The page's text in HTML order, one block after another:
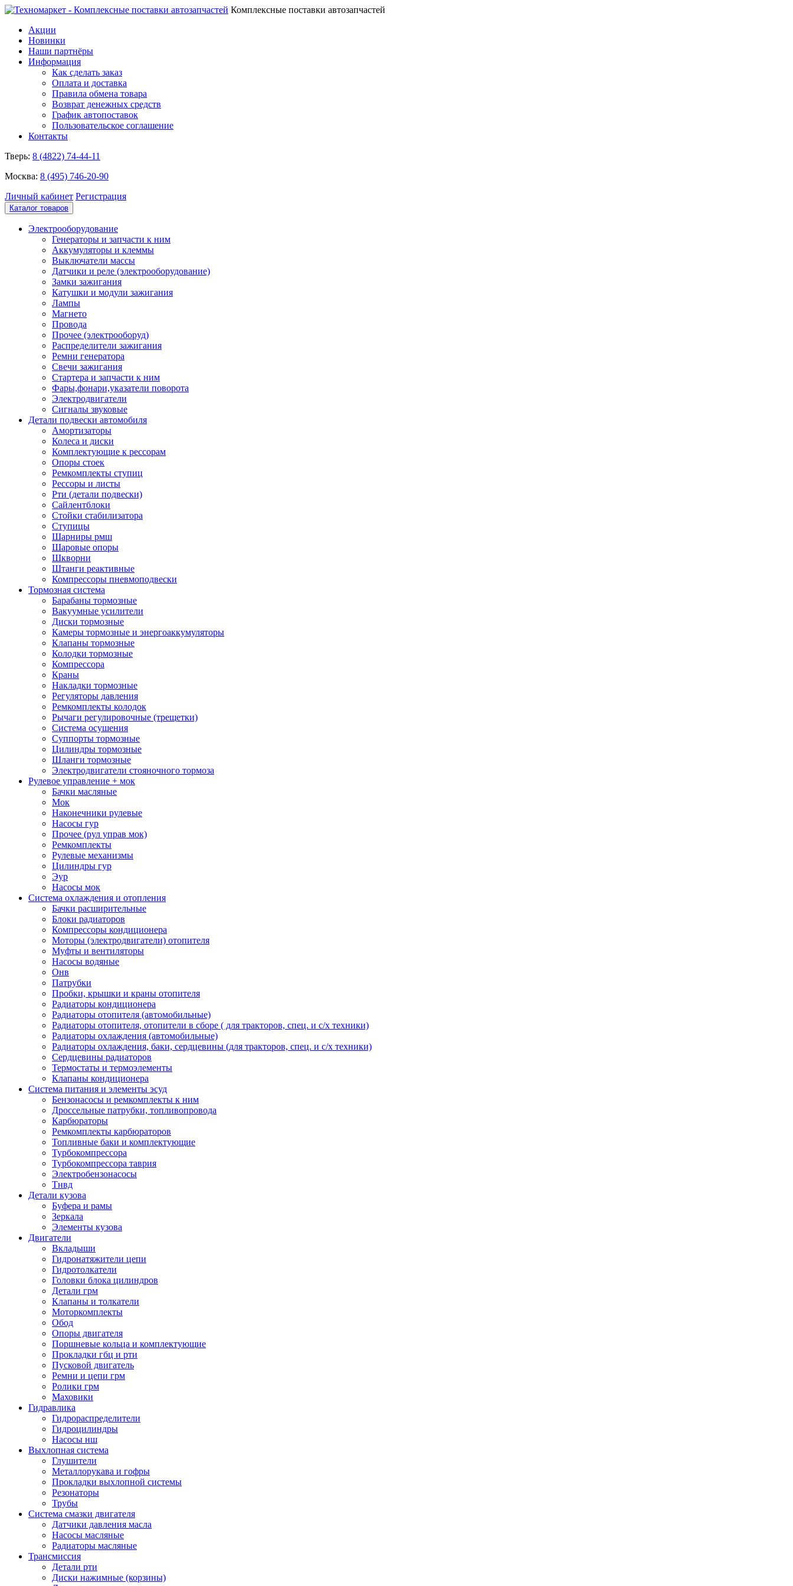
Комплексные поставки автозапчастей
Акции
Новинки
Наши партнёры
Информация
Как сделать заказ
Оплата и доставка
Правила обмена товара
Возврат денежных средств
График автопоставок
Пользовательское соглашение
Контакты
Тверь: 8 (4822) 74-44-11
Москва: 8 (495) 746-20-90
Личный кабинет Регистрация
Каталог товаров
Электрооборудование
Генераторы и запчасти к ним
Аккумуляторы и клеммы
Выключатели массы
Датчики и реле (электрооборудование)
Замки зажигания
Катушки и модули зажигания
Лампы
Магнето
Провода
Прочее (электрооборуд)
Распределители зажигания
Ремни генератора
Свечи зажигания
Стартера и запчасти к ним
Фары,фонари,указатели поворота
Электродвигатели
Сигналы звуковые
Детали подвески автомобиля
Амортизаторы
Колеса и диски
Комплектующие к рессорам
Опоры стоек
Ремкомплекты ступиц
Рессоры и листы
Рти (детали подвески)
Сайлентблоки
Стойки стабилизатора
Ступицы
Шарниры рмш
Шаровые опоры
Шкворни
Штанги реактивные
Компрессоры пневмоподвески
Тормозная система
Барабаны тормозные
Вакуумные усилители
Диски тормозные
Камеры тормозные и энергоаккумуляторы
Клапаны тормозные
Колодки тормозные
Компрессора
Краны
Накладки тормозные
Регуляторы давления
Ремкомплекты колодок
Рычаги регулировочные (трещетки)
Система осушения
Суппорты тормозные
Цилиндры тормозные
Шланги тормозные
Электродвигатели стояночного тормоза
Рулевое управление + мок
Бачки масляные
Мок
Наконечники рулевые
Насосы гур
Прочее (рул управ мок)
Ремкомплекты
Рулевые механизмы
Цилиндры гур
Эур
Насосы мок
Система охлаждения и отопления
Бачки расширительные
Блоки радиаторов
Компрессоры кондиционера
Моторы (электродвигатели) отопителя
Муфты и вентиляторы
Насосы водяные
Онв
Патрубки
Пробки, крышки и краны отопителя
Радиаторы кондиционера
Радиаторы отопителя (автомобильные)
Радиаторы отопителя, отопители в сборе ( для тракторов, спец. и с/х техники)
Радиаторы охлаждения (автомобильные)
Радиаторы охлаждения, баки, сердцевины (для тракторов, спец. и с/х техники)
Сердцевины радиаторов
Термостаты и термоэлементы
Клапаны кондиционера
Система питания и элементы эсуд
Бензонасосы и ремкомплекты к ним
Дроссельные патрубки, топливопровода
Карбюраторы
Ремкомплекты карбюраторов
Топливные баки и комплектующие
Турбокомпрессора
Турбокомпрессора таврия
Электробензонасосы
Тнвд
Детали кузова
Буфера и рамы
Зеркала
Элементы кузова
Двигатели
Вкладыши
Гидронатяжители цепи
Гидротолкатели
Головки блока цилиндров
Детали грм
Клапаны и толкатели
Моторкомплекты
Обод
Опоры двигателя
Поршневые кольца и комплектующие
Прокладки гбц и рти
Пусковой двигатель
Ремни и цепи грм
Ролики грм
Маховики
Гидравлика
Гидрораспределители
Гидроцилиндры
Насосы нш
Выхлопная система
Глушители
Металлорукава и гофры
Прокладки выхлопной системы
Резонаторы
Трубы
Система смазки двигателя
Датчики давления масла
Насосы масляные
Радиаторы масляные
Трансмиссия
Детали рти
Диски нажимные (корзины)